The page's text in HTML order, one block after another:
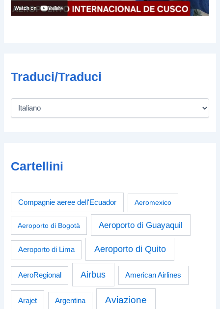
Traduci/Traduci
Cartellini
Compagnie aeree dell'Ecuador Aeromexico
Aeroporto di Bogotà Aeroporto di Guayaquil
Aeroporto di Lima Aeroporto di Quito
AeroRegional Airbus American Airlines
Arajet Argentina Aviazione